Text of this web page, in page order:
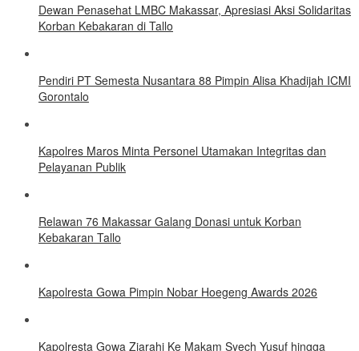
Dewan Penasehat LMBC Makassar, Apresiasi Aksi Solidaritas
Korban Kebakaran di Tallo
Pendiri PT Semesta Nusantara 88 Pimpin Alisa Khadijah ICMI
Gorontalo
Kapolres Maros Minta Personel Utamakan Integritas dan
Pelayanan Publik
Relawan 76 Makassar Galang Donasi untuk Korban
Kebakaran Tallo
Kapolresta Gowa Pimpin Nobar Hoegeng Awards 2026
Kapolresta Gowa Ziarahi Ke Makam Syech Yusuf hingga